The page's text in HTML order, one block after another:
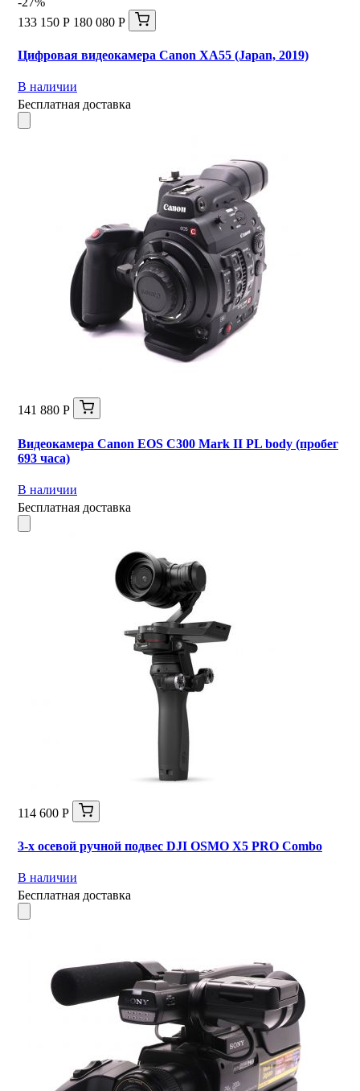
133 150 Р 180 080 Р
Цифровая видеокамера Canon XA55 (Japan, 2019)
В наличии
Бесплатная доставка
141 880 Р
Видеокамера Canon EOS C300 Mark II PL body (пробег
693 часа)
В наличии
Бесплатная доставка
114 600 Р
3-х осевой ручной подвес DJI OSMO X5 PRO Combo
В наличии
Бесплатная доставка